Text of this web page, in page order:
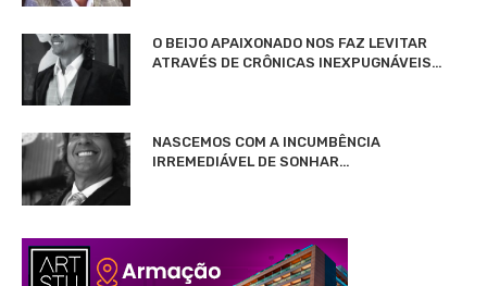
O BEIJO APAIXONADO NOS FAZ LEVITAR
ATRAVÉS DE CRÔNICAS INEXPUGNÁVEIS…
NASCEMOS COM A INCUMBÊNCIA
IRREMEDIÁVEL DE SONHAR…